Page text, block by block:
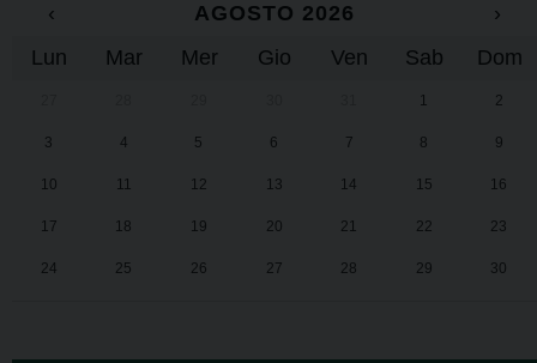
‹ AGOSTO 2026
›
Lun
Mar Mer Gio Ven Sab Dom
1 2
3 4 5 6 7 8 9
10 11 12 13 14 15 16
17 18 19 20 21 22 23
24 25 26 27 28 29 30